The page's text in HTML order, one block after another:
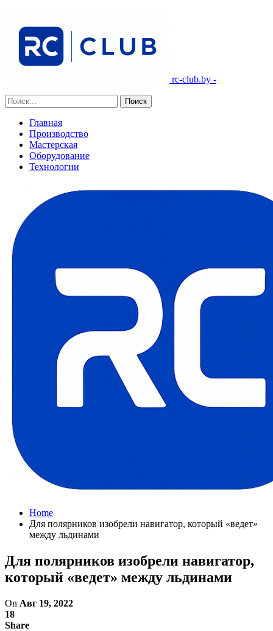
rc-club.by -
Главная
Производство
Мастерская
Оборудование
Технологии
Home
Для полярников изобрели навигатор, который «ведет»
между льдинами
Для полярников изобрели навигатор,
который «ведет» между льдинами
On Авг 19, 2022
18
Share